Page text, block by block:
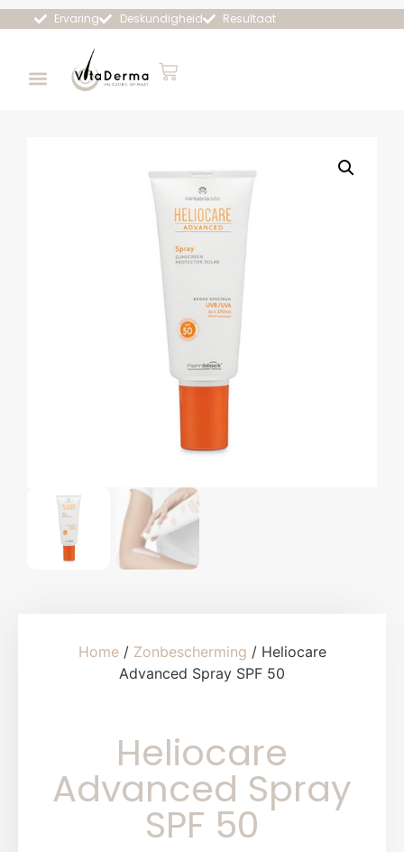
Ervaring Deskundigheid Resultaat
Home/ Zonbescherming / Heliocare
Advanced Spray SPF 50
Heliocare
Advanced Spray
SPF 50